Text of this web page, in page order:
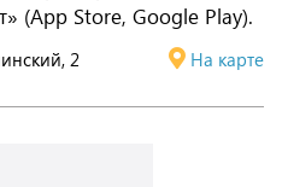
(App Store, Google Play).
2 На карте